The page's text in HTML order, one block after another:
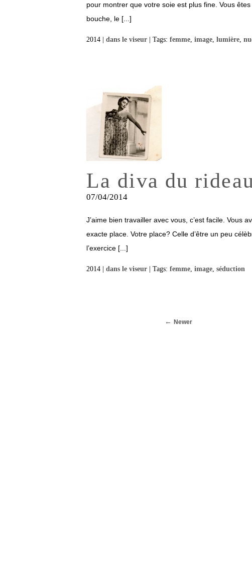
pour montrer que votre soie est plus fine. Vous
bouche, le [...]
2014 | dans le viseur | Tags: femme, image, lumière,
La diva du
07/04/2014
J’aime bien travailler avec vous, c’est facile. Vous
exacte place. Votre place? Celle d’être un peu
l’exercice [...]
2014 | dans le viseur | Tags: femme, image, séduction
Newer